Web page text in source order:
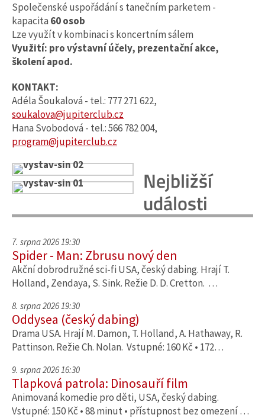
Společenské uspořádání s tanečním parketem -
kapacita 60 osob
Lze využít v kombinaci s koncertním sálem
Využití: pro výstavní účely, prezentační akce,
školení apod.
KONTAKT:
Adéla Šoukalová - tel.: 777 271 622,
soukalova@jupiterclub.cz
Hana Svobodová - tel.: 566 782 004,
program@jupiterclub.cz
Nejbližší
události
7. srpna 2026 19:30
Spider - Man: Zbrusu nový den
Akční dobrodružné sci-fi USA, český dabing. Hrají T.
Holland, Zendaya, S. Sink. Režie D. D. Cretton. …
8. srpna 2026 19:30
Oddysea (český dabing)
Drama USA. Hrají M. Damon, T. Holland, A. Hathaway, R.
Pattinson. Režie Ch. Nolan. Vstupné: 160 Kč • 172…
9. srpna 2026 16:30
Tlapková patrola: Dinosauří film
Animovaná komedie pro děti, USA, český dabing.
Vstupné: 150 Kč • 88 minut • přístupnost bez omezení …